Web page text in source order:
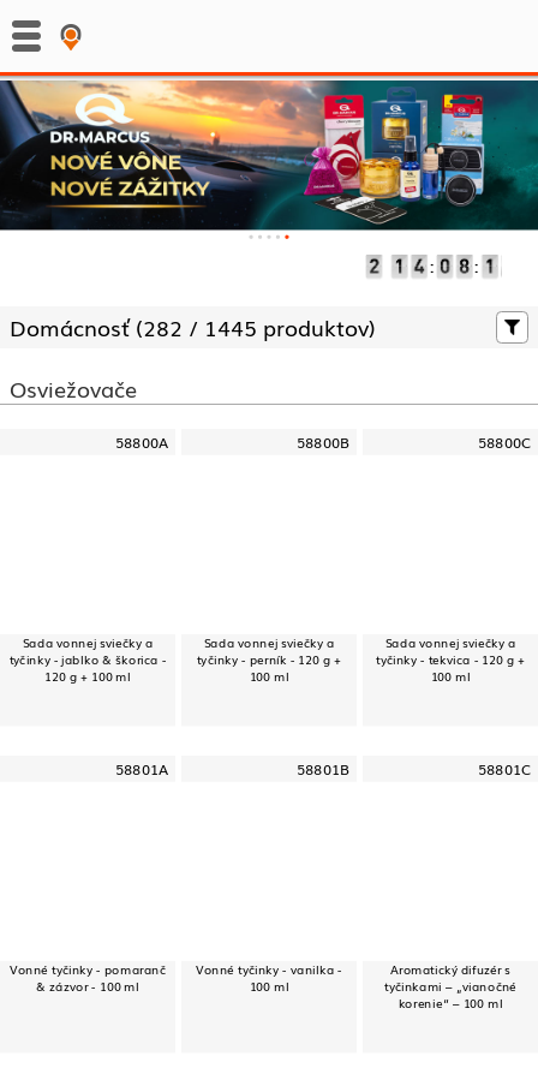
: :
Domácnosť (282 / 1445 produktov)
Osviežovače
58800A
Sada vonnej sviečky a
tyčinky - jablko & škorica -
120 g + 100 ml
58800B
Sada vonnej sviečky a
tyčinky - perník - 120 g +
100 ml
58800C
Sada vonnej sviečky a
tyčinky - tekvica - 120 g +
100 ml
58801A
Vonné tyčinky - pomaranč
& zázvor - 100 ml
58801B
Vonné tyčinky - vanilka -
100 ml
58801C
Aromatický difuzér s
tyčinkami – „vianočné
korenie“ – 100 ml